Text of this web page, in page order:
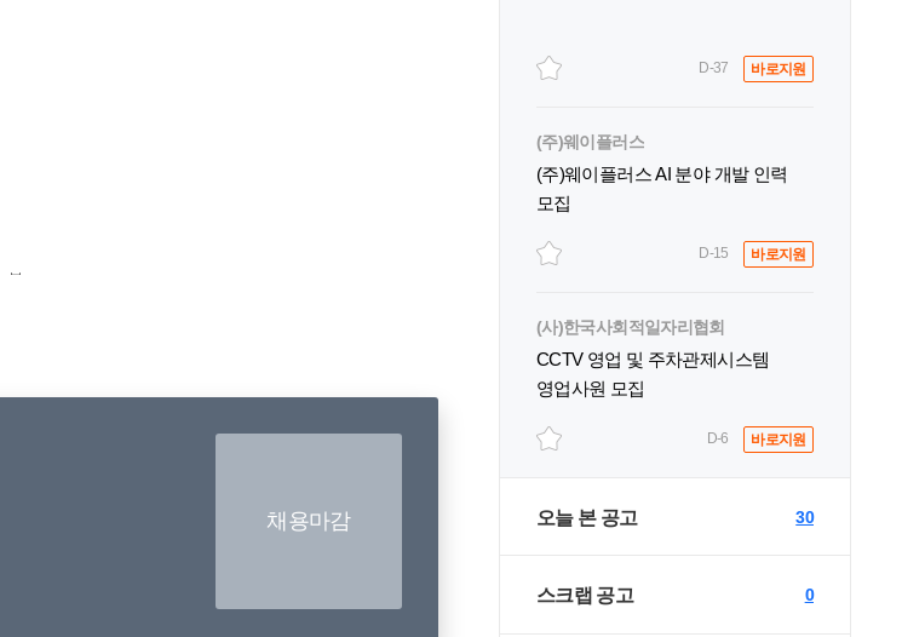
채용마감
D-37 바로지원
(주)웨이플러스
(주)웨이플러스 AI 분야 개발 인력
모집
D-15 바로지원
(사)한국사회적일자리협회
CCTV 영업 및 주차관제시스템
영업사원 모집
D-6 바로지원
오늘 본 공고 30
스크랩 공고 0